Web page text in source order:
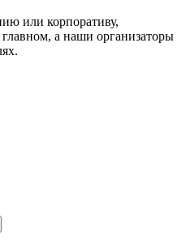
или корпоративу,
главном, а наши организаторы